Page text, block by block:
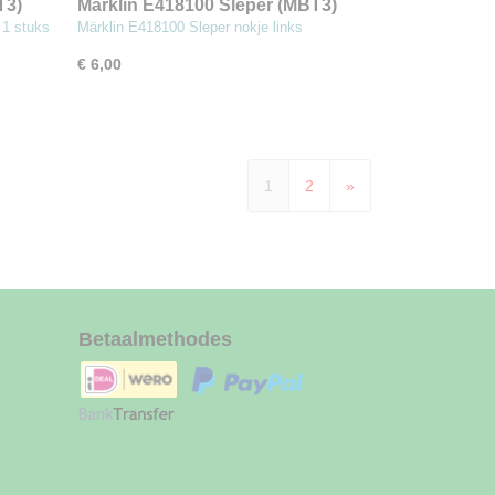
stuks
Märklin E418100 Sleper (MBT3)
Märklin E418100 Sleper nokje links
€ 6,00
1 2 »
Betaalmethodes